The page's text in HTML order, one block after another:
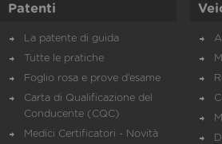
Patenti
La patente di guida
Tutte le pratiche
Foglio rosa e prove d’esame
Carta di Qualificazione del
Conducente (CQC)
Medici Certificatori - Novità